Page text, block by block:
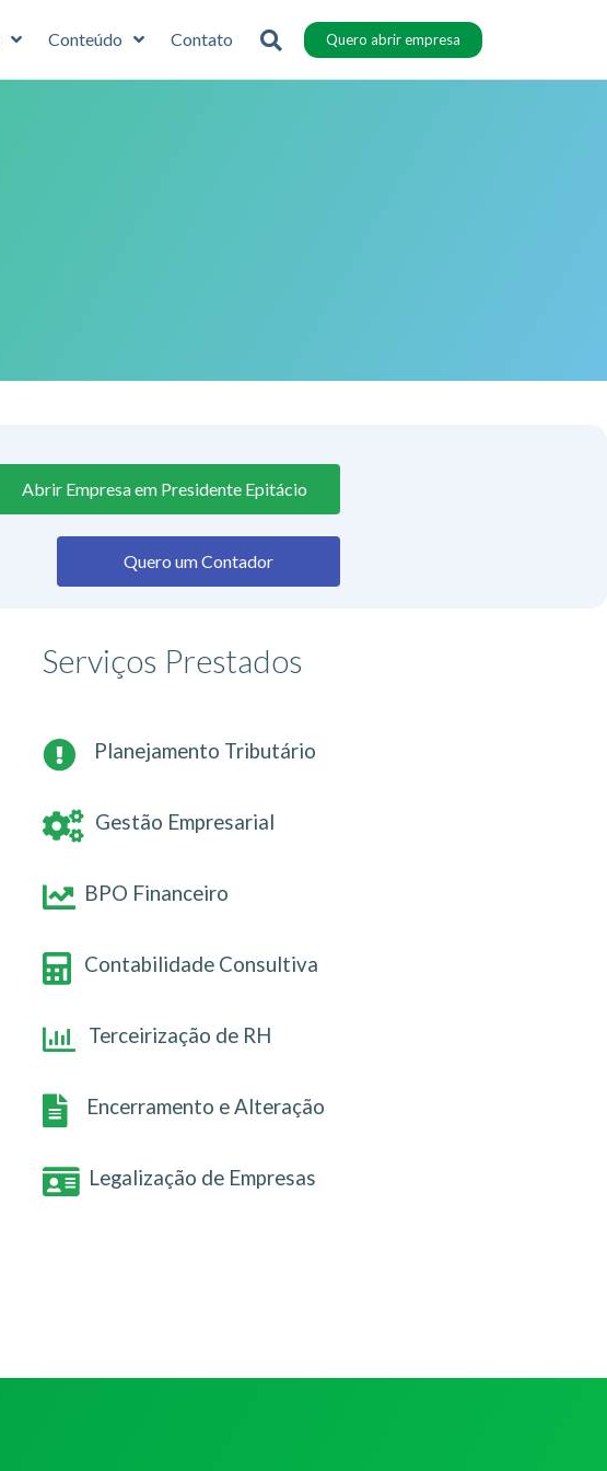
Conteúdo Contato Quero abrir empresa
Abrir Empresa em Presidente Epitácio
Quero um Contador
Serviços Prestados
Planejamento Tributário
Gestão Empresarial
BPO Financeiro
Contabilidade Consultiva
Terceirização de RH
Encerramento e Alteração
Legalização de Empresas